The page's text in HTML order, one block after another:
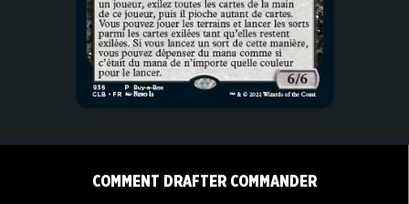
COMMENT DRAFTER COMMANDER